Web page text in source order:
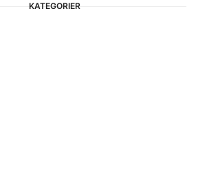
KATEGORIER